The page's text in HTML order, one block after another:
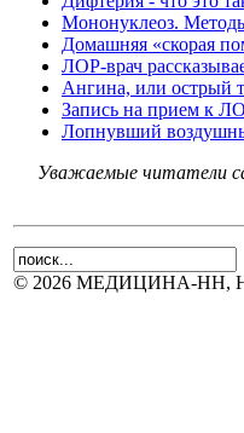
Мононуклеоз.
Домашняя «скорая
ЛОР-врач
Ангина, или острый
Запись на прием к
Лопнувший
Уважаемые читатели
© 2026 МЕДИЦИНА-НН,